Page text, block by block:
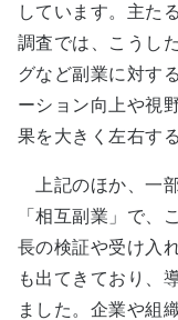
しています。主た
調査では、こうし
グなど副業に対す
ーション向上や視
果を大きく左右す
上記のほか、一
「相互副業」で、
長の検証や受け入
も出てきており、
ました。企業や組